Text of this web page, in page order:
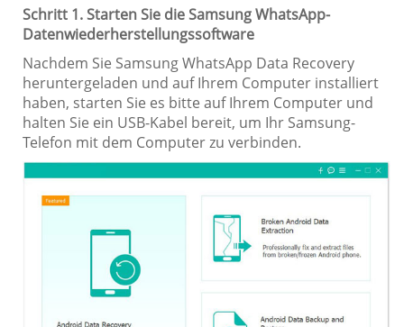
Schritt 1. Starten Sie die Samsung WhatsApp-
Datenwiederherstellungssoftware
Nachdem Sie Samsung WhatsApp Data Recovery
heruntergeladen und auf Ihrem Computer installiert
haben, starten Sie es bitte auf Ihrem Computer und
halten Sie ein USB-Kabel bereit, um Ihr Samsung-
Telefon mit dem Computer zu verbinden.